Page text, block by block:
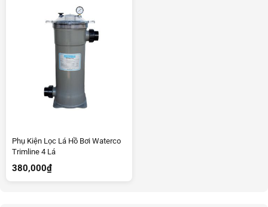
Phụ Kiện Lọc Lá Hồ Bơi Waterco
Trimline 4 Lá
380,000₫